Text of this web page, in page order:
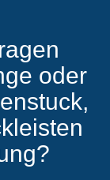
oder